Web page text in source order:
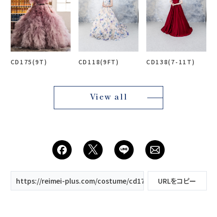
CD175(9T) CD118(9FT) CD138(7-11T)
View all
https://reimei-plus.com/costume/cd174/ URLをコピー